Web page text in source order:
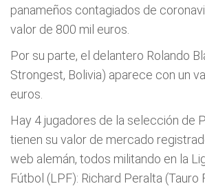
panameños contagiados de
valor de 800 mil euros.
Por su parte, el delantero Rolando
Strongest, Bolivia) aparece con un
euros.
Hay 4 jugadores de la selección de
tienen su valor de mercado
web alemán, todos militando en la
Fútbol (LPF): Richard Peralta (Tauro